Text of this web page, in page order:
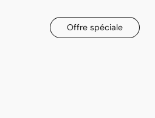
Offre spéciale